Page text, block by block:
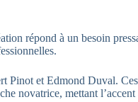
répond à un besoin
et Edmond Duval.
novatrice, mettant